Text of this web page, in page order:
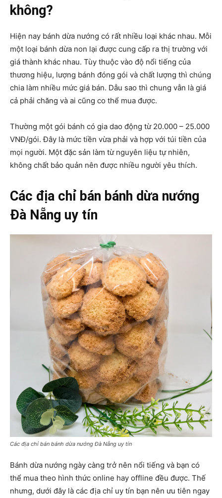
không?
Hiện nay bánh dừa nướng có rất nhiều loại khác nhau. Mỗi
một loại bánh dừa non lại được cung cấp ra thị trường với
giá thành khác nhau. Tùy thuộc vào độ nổi tiếng của
thương hiệu, lượng bánh đóng gói và chất lượng thì chúng
chia làm nhiều mức giá bán. Dẫu sao thì chung vẫn là giá
cả phải chăng và ai cũng co thể mua được.
Thường một gói bánh có gia dao động từ 20.000 – 25.000
VNĐ/gói. Đây là mức tiền vừa phải và hợp với túi tiền của
mọi người. Một đặc sản làm từ nguyên liệu tự nhiên,
không chất bảo quản nên được nhiều người yêu thích.
Các địa chỉ bán bánh dừa nướng
Đà Nẵng uy tín
Các địa chỉ bán bánh dừa nướng Đà Nẵng uy tín
Bánh dừa nướng ngày càng trở nên nổi tiếng và bạn có
thể mua theo hình thức online hay offline đều được. Thế
nhưng, dưới đây là các địa chỉ uy tín bạn nên ưu tiên ngay